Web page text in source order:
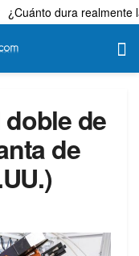
¿Cuánto dura realmente
doble de
de